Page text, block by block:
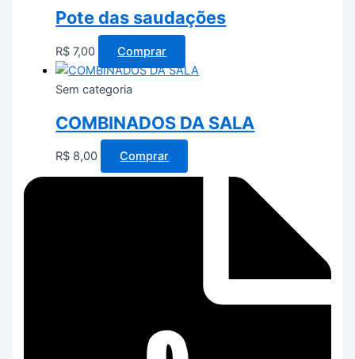
Pote das saudações
R$ 7,00 Comprar
Sem categoria
COMBINADOS DA SALA
R$ 8,00 Comprar